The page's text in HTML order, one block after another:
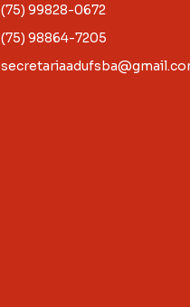
(75) 99828-0672
(75) 98864-7205